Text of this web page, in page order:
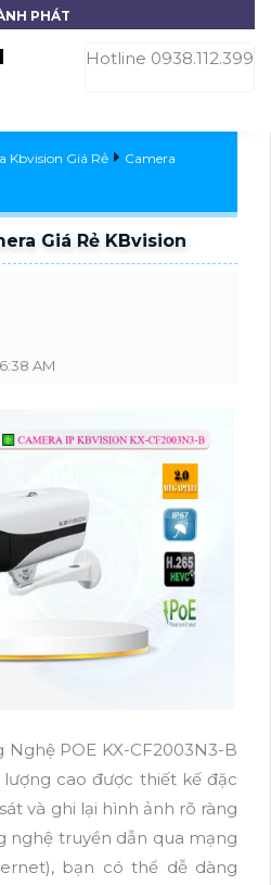
PHÁT
Hotline 0938.112.399
Kbvision Giá Rẻ
Camera
Giá Rẻ KBvision
AM
POE KX-CF2003N3-B
cao được thiết kế đặc
và ghi lại hình ảnh rõ ràng
nghệ truyền dẫn qua mạng
bạn có thể dễ dàng